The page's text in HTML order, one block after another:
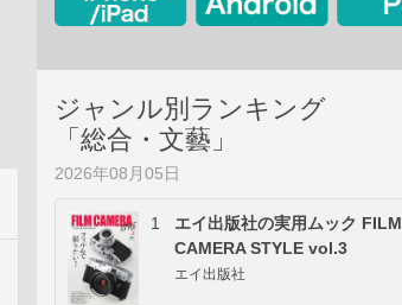
ジャンル別ランキング
「総合・文藝」
2026年08月05日
1
エイ出版社の実用ムック FILM
CAMERA STYLE vol.3
エイ出版社